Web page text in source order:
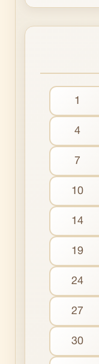
1
4
7
10
14
19
24
27
30